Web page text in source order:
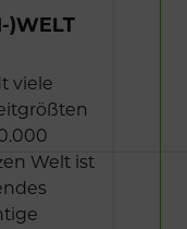
)WELT
viele
Welt ist